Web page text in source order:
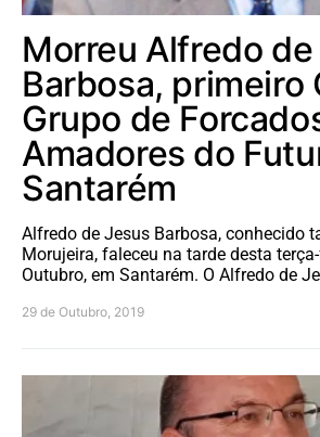
Morreu Alfredo
Barbosa, primeiro
Grupo de
Amadores do
Santarém
Alfredo de Jesus Barbosa, conhecido
Morujeira, faleceu na tarde desta
Outubro, em Santarém. O Alfredo de
29 de Outubro, 2019